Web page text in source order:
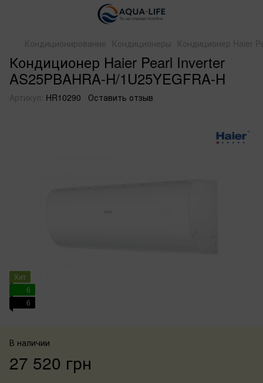
Кондиционирование Кондиционеры Кондиционер Haier
Кондиционер Haier Pearl Inverter
AS25PBAHRA-H/1U25YEGFRA-H
Артикул: HR10290 Оставить отзыв
Хит
6
6
В наличии
27 520 грн